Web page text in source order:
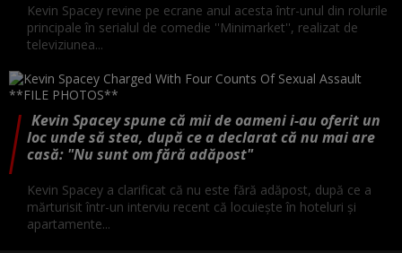
Kevin Spacey revine pe ecrane anul acesta într-unul din rolurile
principale în serialul de comedie ''Minimarket'', realizat de
televiziunea...
Kevin Spacey spune că mii de oameni i-au oferit un
loc unde să stea, după ce a declarat că nu mai are
casă: "Nu sunt om fără adăpost"
Kevin Spacey a clarificat că nu este fără adăpost, după ce a
mărturisit într-un interviu recent că locuieşte în hoteluri şi
apartamente...